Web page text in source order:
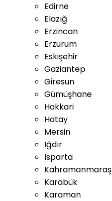
Edirne
Elazığ
Erzincan
Erzurum
Eskişehir
Gaziantep
Giresun
Gümüşhane
Hakkari
Hatay
Mersin
Iğdır
Isparta
Kahramanmaraş
Karabük
Karaman